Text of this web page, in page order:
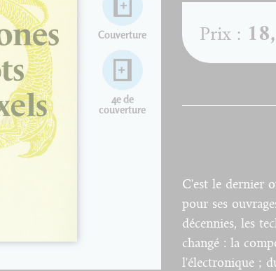
Couverture
4e de
couverture
Prix :
C'est le dernier
pour ses
décennies, les
changé : la
l'électronique ;